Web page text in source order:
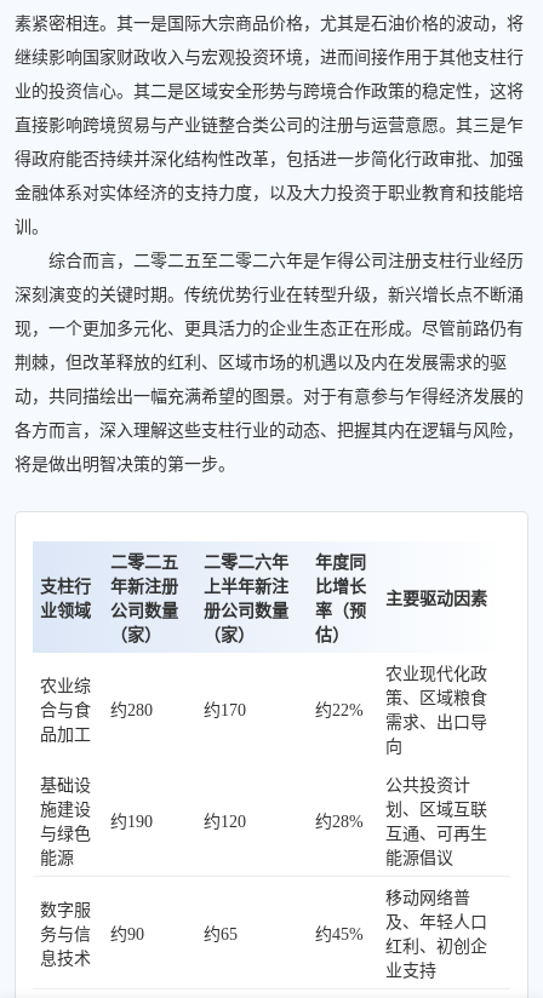
素紧密相连。其一是国际大宗商品价格，尤其是石油价格的波动，将
继续影响国家财政收入与宏观投资环境，进而间接作用于其他支柱行
业的投资信心。其二是区域安全形势与跨境合作政策的稳定性，这将
直接影响跨境贸易与产业链整合类公司的注册与运营意愿。其三是乍
得政府能否持续并深化结构性改革，包括进一步简化行政审批、加强
金融体系对实体经济的支持力度，以及大力投资于职业教育和技能培
训。
综合而言，二零二五至二零二六年是乍得公司注册支柱行业经历
深刻演变的关键时期。传统优势行业在转型升级，新兴增长点不断涌
现，一个更加多元化、更具活力的企业生态正在形成。尽管前路仍有
荆棘，但改革释放的红利、区域市场的机遇以及内在发展需求的驱
动，共同描绘出一幅充满希望的图景。对于有意参与乍得经济发展的
各方而言，深入理解这些支柱行业的动态、把握其内在逻辑与风险，
将是做出明智决策的第一步。
支柱行
业领域
二零二五
年新注册
公司数量
（家）
二零二六年
上半年新注
册公司数量
（家）
年度同
比增长
率（预
估）
主要驱动因素
农业综
合与食
品加工
约280 约170 约22%
农业现代化政
策、区域粮食
需求、出口导
向
基础设
施建设
与绿色
能源
约190 约120 约28%
公共投资计
划、区域互联
互通、可再生
能源倡议
数字服
务与信
息技术
约90 约65 约45%
移动网络普
及、年轻人口
红利、初创企
业支持